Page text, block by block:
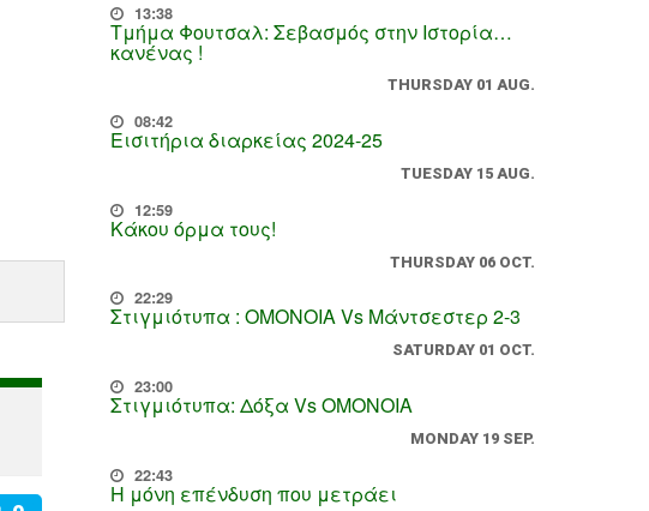
13:38
Τμήμα Φουτσαλ: Σεβασμός στην Ιστορία…
κανένας !
THURSDAY 01 AUG.
08:42
Εισιτήρια διαρκείας 2024-25
TUESDAY 15 AUG.
12:59
Κάκου όρμα τους!
THURSDAY 06 OCT.
22:29
Στιγμιότυπα : ΟΜΟΝΟΙΑ Vs Μάντσεστερ 2-3
SATURDAY 01 OCT.
23:00
Στιγμιότυπα: Δόξα Vs OMONOIA
MONDAY 19 SEP.
22:43
Η μόνη επένδυση που μετράει